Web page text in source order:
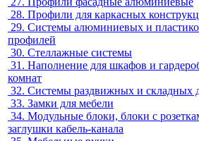
28. Профили для каркасных
29. Системы алюминиевых и
профилей
30. Стеллажные системы
31. Наполнение для шкафов и
комнат
32. Системы раздвижных и складных
33. Замки для мебели
34. Модульные блоки, блоки с
заглушки кабель-канала